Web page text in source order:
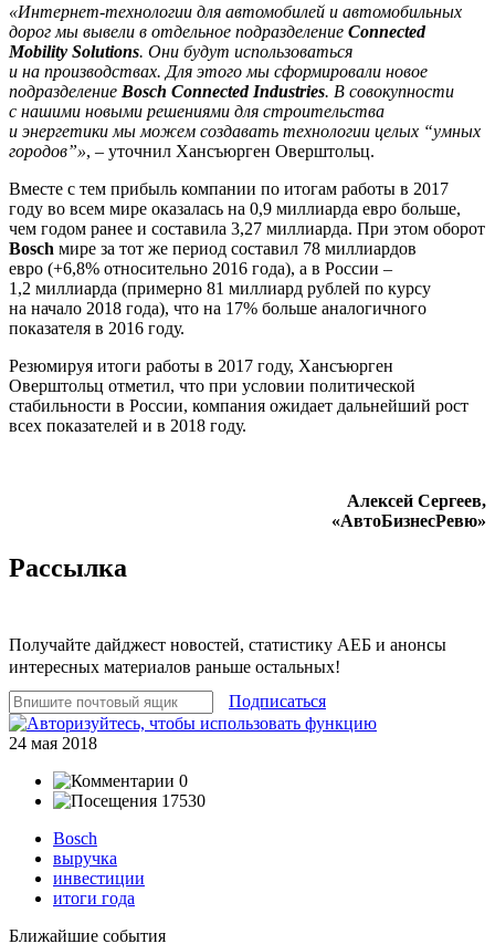
«Интернет-технологии для автомобилей и автомобильных
дорог мы вывели в отдельное подразделение Connected
Mobility Solutions. Они будут использоваться
и на производствах. Для этого мы сформировали новое
подразделение Bosch Connected Industries. В совокупности
с нашими новыми решениями для строительства
и энергетики мы можем создавать технологии целых “умных
городов”», – уточнил Хансъюрген Оверштольц.
Вместе с тем прибыль компании по итогам работы в 2017
году во всем мире оказалась на 0,9 миллиарда евро больше,
чем годом ранее и составила 3,27 миллиарда. При этом оборот
Bosch мире за тот же период составил 78 миллиардов
евро (+6,8% относительно 2016 года), а в России –
1,2 миллиарда (примерно 81 миллиард рублей по курсу
на начало 2018 года), что на 17% больше аналогичного
показателя в 2016 году.
Резюмируя итоги работы в 2017 году, Хансъюрген
Оверштольц отметил, что при условии политической
стабильности в России, компания ожидает дальнейший рост
всех показателей и в 2018 году.
Алексей Сергеев,
«АвтоБизнесРевю»
Рассылка
Получайте дайджест новостей, статистику АЕБ и анонсы
интересных материалов раньше остальных!
Подписаться
24 мая 2018
0
17530
Bosch
выручка
инвестиции
итоги года
Ближайшие события